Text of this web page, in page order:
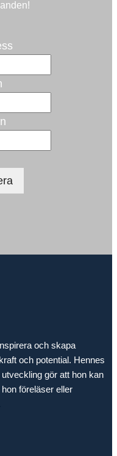
och skapa
och potential. Hennes
gör att hon kan
föreläser eller